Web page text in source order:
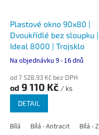
Plastové okno 90x80 |
Dvoukřídlé bez sloupku |
Ideal 8000 | Trojsklo
Na objednávku 9 - 16 dnů
od 7 528,93 Kč bez DPH
od 9 110 Kč / ks
DETAIL
Bílá Bílá - Antracit Bílá -